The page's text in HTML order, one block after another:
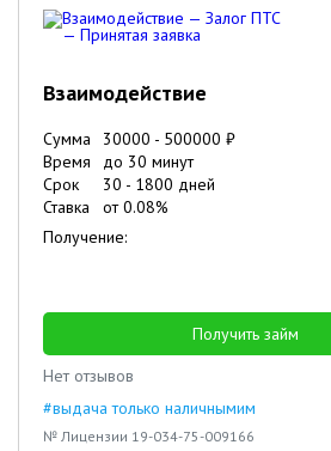
Взаимодействие
Сумма 30000 - 500000 ₽
Время
до 30 минут
Срок
30 - 1800 дней
Ставка
от0.08%
Получение:
Получить займ
Нет отзывов
#выдача только наличнымим
№ Лицензии 19-034-75-009166